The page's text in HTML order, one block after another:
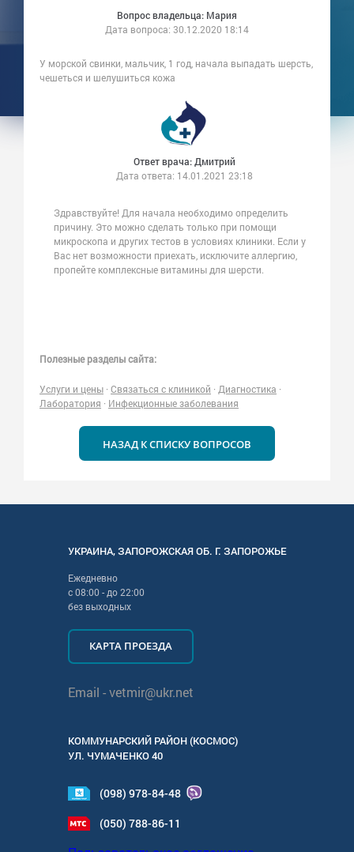
Вопрос владельца: Мария
Дата вопроса: 30.12.2020 18:14
У морской свинки, мальчик, 1 год, начала выпадать шерсть,
чешеться и шелушиться кожа
Ответ врача: Дмитрий
Дата ответа: 14.01.2021 23:18
Здравствуйте! Для начала необходимо определить
причину. Это можно сделать только при помощи
микроскопа и других тестов в условиях клиники. Если у
Вас нет возможности приехать, исключите аллергию,
пропейте комплексные витамины для шерсти.
Полезные разделы сайта:
Услуги и цены · Связаться с клиникой · Диагностика ·
Лаборатория · Инфекционные заболевания
НАЗАД К СПИСКУ ВОПРОСОВ
УКРАИНА,ЗАПОРОЖСКАЯОБ. Г. ЗАПОРОЖЬЕ
Ежедневно
с08:00 - до22:00
без выходных
КАРТА ПРОЕЗДА
Email -vetmir@ukr.net
КОММУНАРСКИЙ РАЙОН (КОСМОС)
УЛ. ЧУМАЧЕНКО 40
(098) 978-84-48
(050) 788-86-11